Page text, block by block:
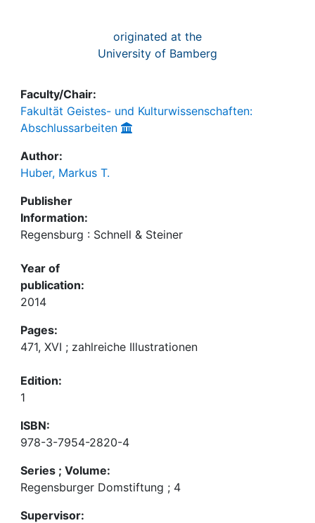
originated at the
University of Bamberg
Faculty/Chair:
Fakultät Geistes- und Kulturwissenschaften:
Abschlussarbeiten
Author:
Huber, Markus T.
Publisher
Information:
Regensburg : Schnell & Steiner
Year of
publication:
2014
Pages:
471, XVI ; zahlreiche Illustrationen
Edition:
1
ISBN:
978-3-7954-2820-4
Series ; Volume:
Regensburger Domstiftung ; 4
Supervisor: